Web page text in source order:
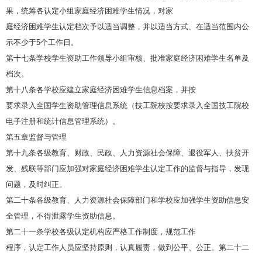
果，统筹各认定小组家庭经济困难学生情况，对家
庭经济困难学生认定档次予以适当调整，并以适当方式、在适当范围内公
示不少于5个工作日。
第十七条学校学生资助工作领导小组审核、批准家庭经济困难学生名单及
档次。
第十八条各学校应建立家庭经济困难学生信息档案，并按
要求录入全国学生资助管理信息系统（技工院校按要求录入全国技工院校
电子注册和统计信息管理系统）。
第五章监督与管理
第十九条各级教育、财政、民政、人力资源社会保障、退役军人、扶贫开
发、残联等部门应加强对家庭经济困难学生认定工作的监督与指导，发现
问题，及时纠正。
第二十条各级教育、人力资源社会保障部门和学校应加强学生资助信息安
全管理，不得泄露学生资助信息。
第二十一条学校各级认定机构应严格工作制度，规范工作
程序，认定工作人员应坚持原则，认真履责，做到公平、公正。第二十二